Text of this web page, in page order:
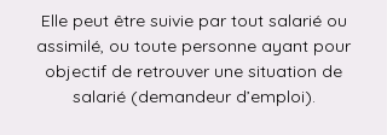
Elle peut être suivie par tout salarié ou
assimilé, ou toute personne ayant pour
objectif de retrouver une situation de
salarié (demandeur d’emploi).